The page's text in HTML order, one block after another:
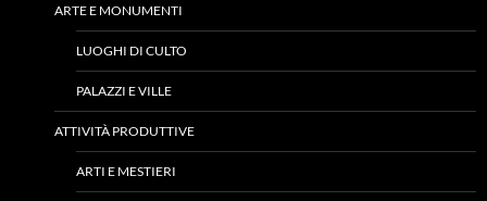
ARTE E MONUMENTI
LUOGHI DI CULTO
PALAZZI E VILLE
ATTIVITÀ PRODUTTIVE
ARTI E MESTIERI